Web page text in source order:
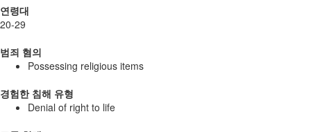
연령대
20-29
범죄 혐의
Possessing religious items
경험한 침해 유형
Denial of right to life